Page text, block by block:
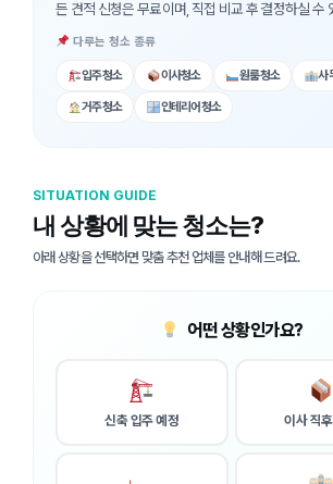
든 견적 신청은 무료이며, 직접 비교 후 결정하실 수
다루는 청소 종류
입주청소 이사청소 원룸청소 사
거주청소 인테리어청소
SITUATION GUIDE
내 상황에 맞는 청소는?
아래 상황을 선택하면 맞춤 추천 업체를 안내해 드려요.
어떤 상황인가요?
신축 입주 예정 이사 직